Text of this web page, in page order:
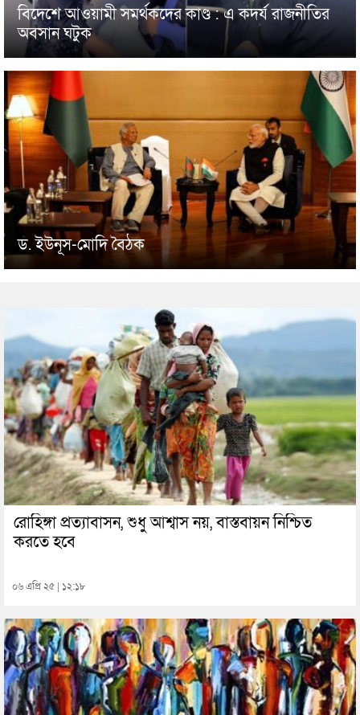
বিদেশে আওয়ামী সমর্থকদের কাণ্ড : এ কদর্য রাজনীতির
অবসান ঘটুক
ড. ইউনূস-মোদি বৈঠক
রোহিঙ্গা প্রত্যাবাসন, শুধু আশ্বাস নয়, বাস্তবায়ন নিশ্চিত
করতে হবে
০৬ এপ্রি ২৫ | ১২:১৮